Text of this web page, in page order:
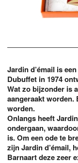
Jardin d’émail is
Dubuffet in 1974
Wat zo bijzonder is
aangeraakt worden.
worden.
Onlangs heeft
ondergaan,
is. Om een ode te
zijn Jardin d’émail,
Barnaart deze zeer